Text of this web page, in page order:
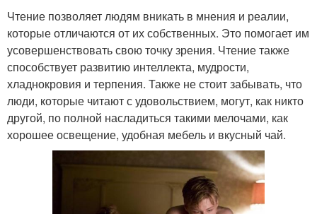
Чтение позволяет людям вникать в мнения и реалии,
которые отличаются от их собственных. Это помогает им
усовершенствовать свою точку зрения. Чтение также
способствует развитию интеллекта, мудрости,
хладнокровия и терпения. Также не стоит забывать, что
люди, которые читают с удовольствием, могут, как никто
другой, по полной насладиться такими мелочами, как
хорошее освещение, удобная мебель и вкусный чай.